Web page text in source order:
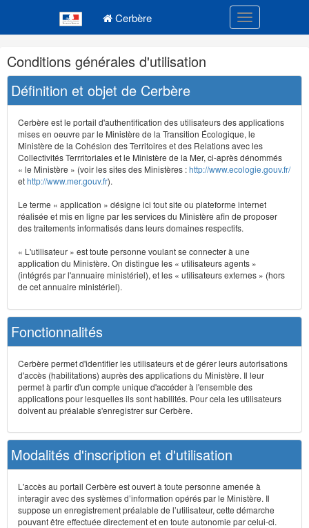
Cerbère Toggle
Navigation
et
outils
annexes
Conditions générales d'utilisation
Définition et objet de Cerbère
Cerbère est le portail d'authentification des utilisateurs des applications
mises en oeuvre par le Ministère de la Transition Écologique, le
Ministère de la Cohésion des Territoires et des Relations avec les
Collectivités Terrritoriales et le Ministère de la Mer, ci-après dénommés
« le Ministère » (voir les sites des Ministères :http://www.ecologie.gouv.fr/
ethttp://www.mer.gouv.fr).
Le terme « application » désigne ici tout site ou plateforme internet
réalisée et mis en ligne par les services du Ministère afin de proposer
des traitements informatisés dans leurs domaines respectifs.
« L'utilisateur » est toute personne voulant se connecter à une
application du Ministère. On distingue les « utilisateurs agents »
(intégrés par l'annuaire ministériel), et les « utilisateurs externes » (hors
de cet annuaire ministériel).
Fonctionnalités
Cerbère permet d'identifier les utilisateurs et de gérer leurs autorisations
d'accès (habilitations) auprès des applications du Ministère. Il leur
permet à partir d'un compte unique d'accéder à l'ensemble des
applications pour lesquelles ils sont habilités. Pour cela les utilisateurs
doivent au préalable s'enregistrer sur Cerbère.
Modalités d'inscription et d'utilisation
L'accès au portail Cerbère est ouvert à toute personne amenée à
interagir avec des systèmes d’information opérés par le Ministère. Il
suppose un enregistrement préalable de l’utilisateur, cette démarche
pouvant être effectuée directement et en toute autonomie par celui-ci.